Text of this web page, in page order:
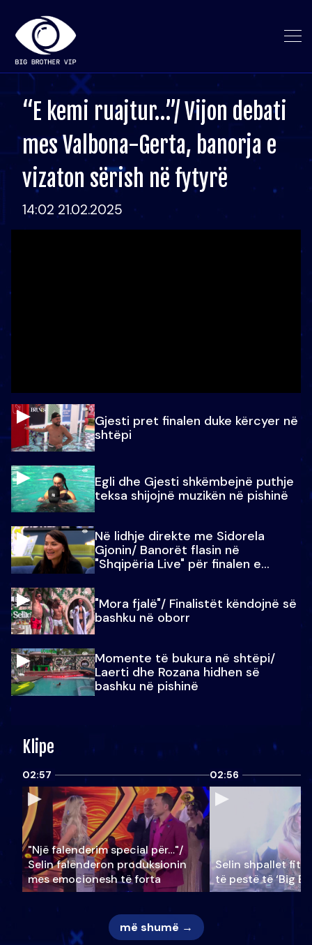
“E kemi ruajtur…”/ Vijon debati
mes Valbona-Gerta, banorja e
vizaton sërish në fytyrë
14:02 21.02.2025
Gjesti pret finalen duke kërcyer në
shtëpi
Egli dhe Gjesti shkëmbejnë puthje
teksa shijojnë muzikën në pishinë
Në lidhje direkte me Sidorela
Gjonin/ Banorët flasin në
"Shqipëria Live" për finalen e
"Mora fjalë"/ Finalistët këndojnë së
bashku në oborr
Momente të bukura në shtëpi/
Laerti dhe Rozana hidhen së
bashku në pishinë
Klipe
02:57
"Një falenderim special për…"/
Selin falënderon produksionin
mes emocionesh të forta
02:56
Selin shpallet
të pestë të ‘Big
më shumë →